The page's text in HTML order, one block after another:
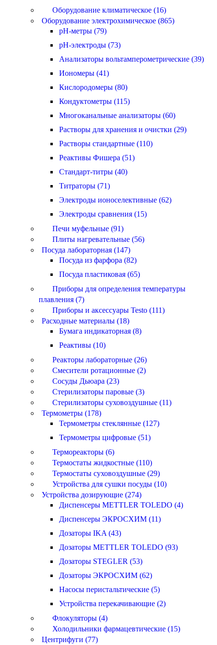
Оборудование климатическое (16)
Оборудование электрохимическое (865)
pH-метры (79)
pH-электроды (73)
Анализаторы вольтамперометрические (39)
Иономеры (41)
Кислородомеры (80)
Кондуктометры (115)
Многоканальные анализаторы (60)
Растворы для хранения и очистки (29)
Растворы стандартные (110)
Реактивы Фишера (51)
Стандарт-титры (40)
Титраторы (71)
Электроды ионоселективные (62)
Электроды сравнения (15)
Печи муфельные (91)
Плиты нагревательные (56)
Посуда лабораторная (147)
Посуда из фарфора (82)
Посуда пластиковая (65)
Приборы для определения температуры
плавления (7)
Приборы и аксессуары Testo (111)
Расходные материалы (18)
Бумага индикаторная (8)
Реактивы (10)
Реакторы лабораторные (26)
Смесители ротационные (2)
Сосуды Дьюара (23)
Стерилизаторы паровые (3)
Стерилизаторы суховоздушные (11)
Термометры (178)
Термометры стеклянные (127)
Термометры цифровые (51)
Термореакторы (6)
Термостаты жидкостные (110)
Термостаты суховоздушные (29)
Устройства для сушки посуды (10)
Устройства дозирующие (274)
Диспенсеры METTLER TOLEDO (4)
Диспенсеры ЭКРОСХИМ (11)
Дозаторы IKA (43)
Дозаторы METTLER TOLEDO (93)
Дозаторы STEGLER (53)
Дозаторы ЭКРОСХИМ (62)
Насосы перистальтические (5)
Устройства перекачивающие (2)
Флокуляторы (4)
Холодильники фармацевтические (15)
Центрифуги (77)